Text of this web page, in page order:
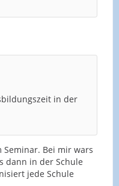
in der
Seminar. Bei mir wars
dann in der Schule
jede Schule